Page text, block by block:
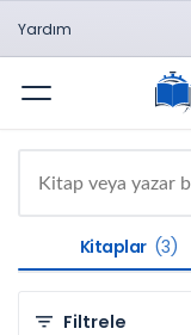
Yardım
Menü
Kitaplar (3)
Filtrele